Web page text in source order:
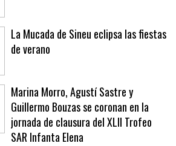
La Mucada de Sineu eclipsa las fiestas
de verano
Marina Morro, Agustí Sastre y
Guillermo Bouzas se coronan en la
jornada de clausura del XLII Trofeo
SAR Infanta Elena